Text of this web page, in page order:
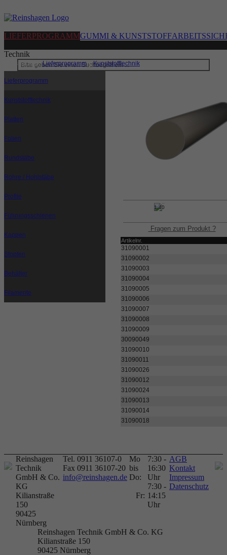
LIEFERPROGRAMMGUMMI & KUNSTSTOFF
Technik
Sie sind hier: Lieferprogramm | Kunststofftechnik
Lieferprogramm
Kunststofftechnik
Platten
Folien
Rundstäbe
Rohre / Hohlstäbe
Profile
Führungsschienen
Kappen
Stopfen
Behälter
Filamente
-20°C+120°C
1,40
Fragen zum Produkt ?
Artikelnr.
31090001
31090002
31090003
31090004
31090005
31090006
31090007
31090008
31090009
30090049
31090010
31090011
31090026
31090012
31090024
31090013
31090014
31090018
Reinshagen
Technik
GmbH & Co.
KG
Kilianstraße
150
90425
Nürnberg
Tel. 0911 36107-0
Fax 0911 36107-20
info@reinshagen.de
Mo
bis
Do:
7:30 -
16:30
Uhr
Fr:
7:30 -
14:15
Uhr
AGB
Kontakt
Impressum
Datenschutz
Reinshagen Technik GmbH & Co. KG
Kilianstraße 150
90425 Nürnberg